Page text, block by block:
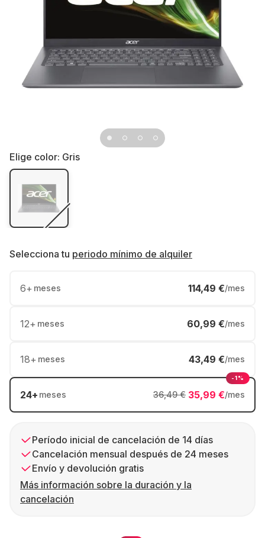
Elige color: Gris
Selecciona tu periodo mínimo de alquiler
6+ meses 114,49 €/mes
12+ meses 60,99 €/mes
18+ meses 43,49 €/mes
24+ meses 35,99 €/mes
36,49 €
-1%
Período inicial de cancelación de 14 días
Cancelación mensual después de 24 meses
Envío y devolución gratis
Más información sobre la duración y la
cancelación